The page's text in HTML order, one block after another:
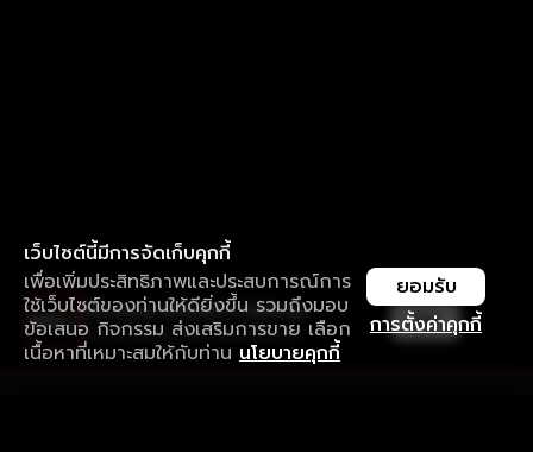
เว็บไซต์นี้มีการจัดเก็บคุกกี้
เพื่อเพิ่มประสิทธิภาพและประสบการณ์การ
ใช้เว็บไซต์ของท่านให้ดียิ่งขึ้น รวมถึงมอบ
ข้อเสนอ กิจกรรม ส่งเสริมการขาย เลือก
เนื้อหาที่เหมาะสมให้กับท่าน นโยบายคุกกี้
การตั้งค่าคุกกี้
ยอมรับ
ใช้งานแอป ลื่นไหลกว่า ไม่มีสะดุด
ดาวน์โหลดแอปเพื่อการรับชมที่ดีกว่า เปิด